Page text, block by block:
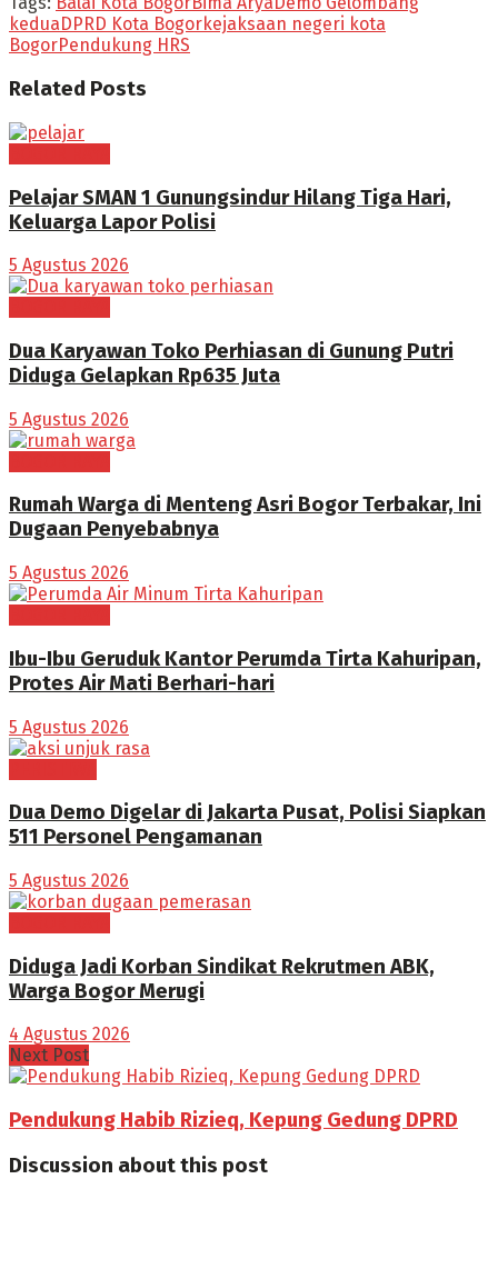
kedua DPRD Kota Bogor kejaksaan negeri kota
BogorPendukung HRS
Related Posts
Pelajar SMAN 1 Gunungsindur Hilang Tiga Hari,
Keluarga Lapor Polisi
5 Agustus 2026
Dua Karyawan Toko Perhiasan di Gunung Putri
Diduga Gelapkan Rp635 Juta
5 Agustus 2026
Rumah Warga di Menteng Asri Bogor Terbakar, Ini
Dugaan Penyebabnya
5 Agustus 2026
Ibu-Ibu Geruduk Kantor Perumda Tirta Kahuripan,
Protes Air Mati Berhari-hari
5 Agustus 2026
Dua Demo Digelar di Jakarta Pusat, Polisi Siapkan
511 Personel Pengamanan
5 Agustus 2026
Diduga Jadi Korban Sindikat Rekrutmen ABK,
Warga Bogor Merugi
4 Agustus 2026
Next Post
Pendukung Habib Rizieq, Kepung Gedung DPRD
Discussion about this post